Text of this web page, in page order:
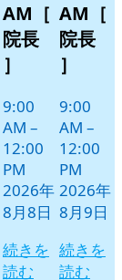
月
8
日
イ
ベ
AM［
院長
］
9:00
AM –
12:00
PM
2026年
8月8日
続きを
読む
月
9
日
イ
ベ
AM［
院長
］
9:00
AM –
12:00
PM
2026年
8月9日
続きを
読む